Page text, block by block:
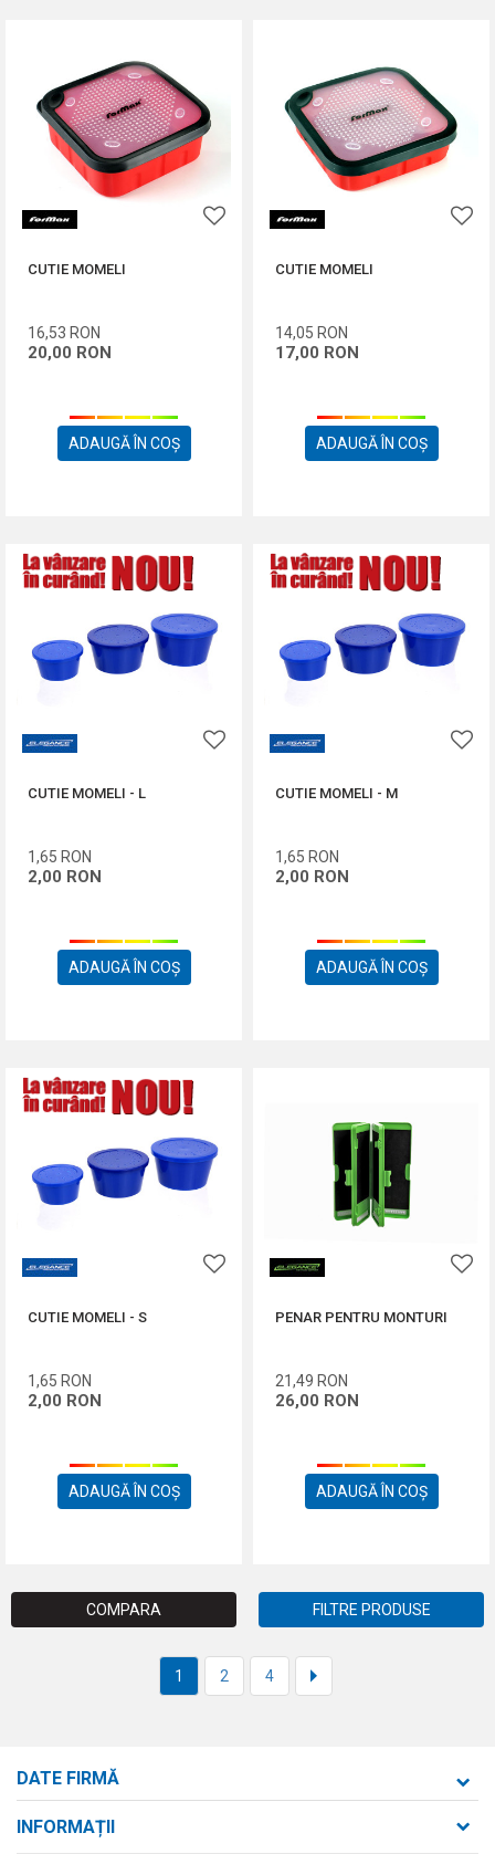
CUTIE MOMELI
16,53 RON
20,00 RON
ADAUGĂ ÎN COȘ
CUTIE MOMELI
14,05 RON
17,00 RON
ADAUGĂ ÎN COȘ
CUTIE MOMELI - L
1,65 RON
2,00 RON
ADAUGĂ ÎN COȘ
CUTIE MOMELI - M
1,65 RON
2,00 RON
ADAUGĂ ÎN COȘ
CUTIE MOMELI - S
1,65 RON
2,00 RON
ADAUGĂ ÎN COȘ
PENAR PENTRU MONTURI
21,49 RON
26,00 RON
ADAUGĂ ÎN COȘ
COMPARA FILTRE PRODUSE
1 2 4
DATE FIRMĂ
INFORMAȚII